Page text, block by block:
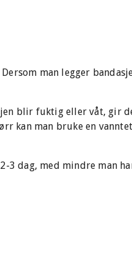
man legger
blir fuktig eller våt, gir
kan man bruke en
3 dag, med mindre man